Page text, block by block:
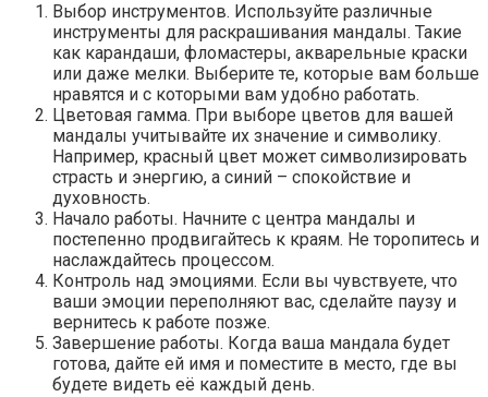
Выбор инструментов. Используйте различные
инструменты для раскрашивания мандалы. Такие
как карандаши, фломастеры, акварельные краски
или даже мелки. Выберите те, которые вам больше
нравятся и с которыми вам удобно работать.
Цветовая гамма. При выборе цветов для вашей
мандалы учитывайте их значение и символику.
Например, красный цвет может символизировать
страсть и энергию, а синий – спокойствие и
духовность.
Начало работы. Начните с центра мандалы и
постепенно продвигайтесь к краям. Не торопитесь и
наслаждайтесь процессом.
Контроль над эмоциями. Если вы чувствуете, что
ваши эмоции переполняют вас, сделайте паузу и
вернитесь к работе позже.
Завершение работы. Когда ваша мандала будет
готова, дайте ей имя и поместите в место, где вы
будете видеть её каждый день.